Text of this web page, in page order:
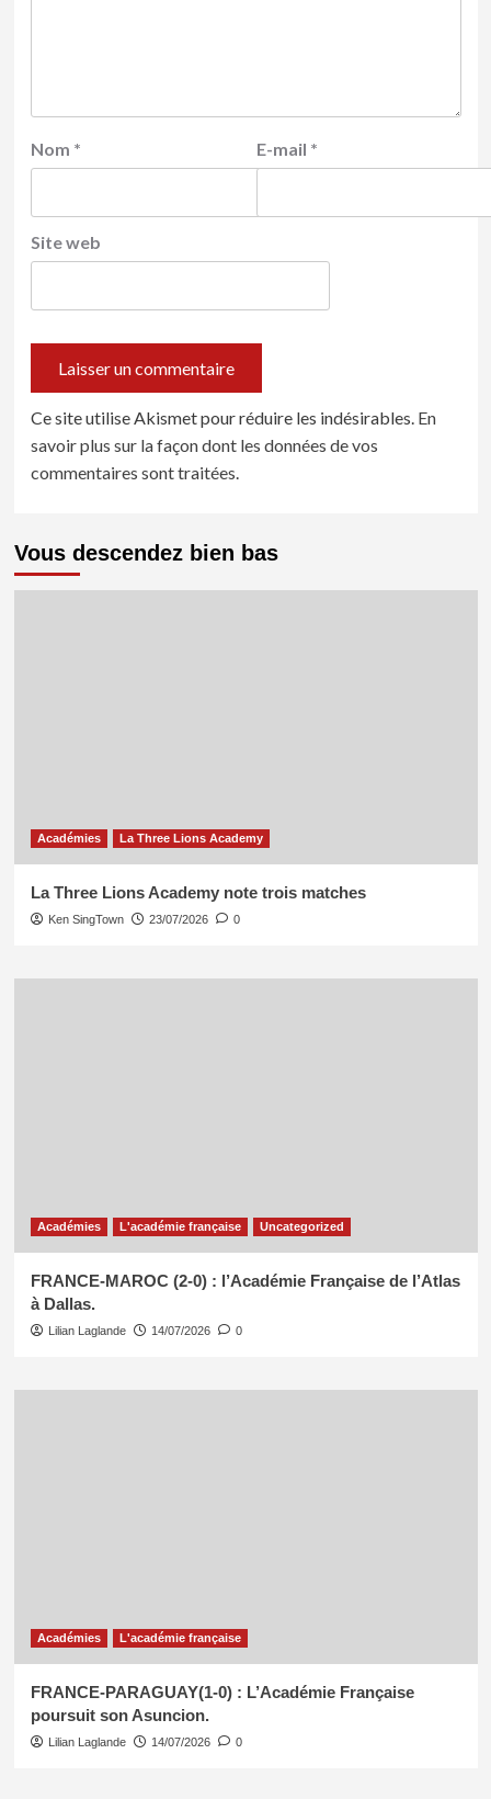
Nom * E-mail *
Site web
Ce site utilise Akismet pour réduire les indésirables. En
savoir plus sur la façon dont les données de vos
commentaires sont traitées.
Vous descendez bien bas
Académies La Three Lions Academy
La Three Lions Academy note trois matches
Ken SingTown 23/07/2026 0
Académies L'académie française Uncategorized
FRANCE-MAROC (2-0) : l’Académie Française de l’Atlas
à Dallas.
Lilian Laglande 14/07/2026 0
Académies L'académie française
FRANCE-PARAGUAY(1-0) : L’Académie Française
poursuit son Asuncion.
Lilian Laglande 14/07/2026 0